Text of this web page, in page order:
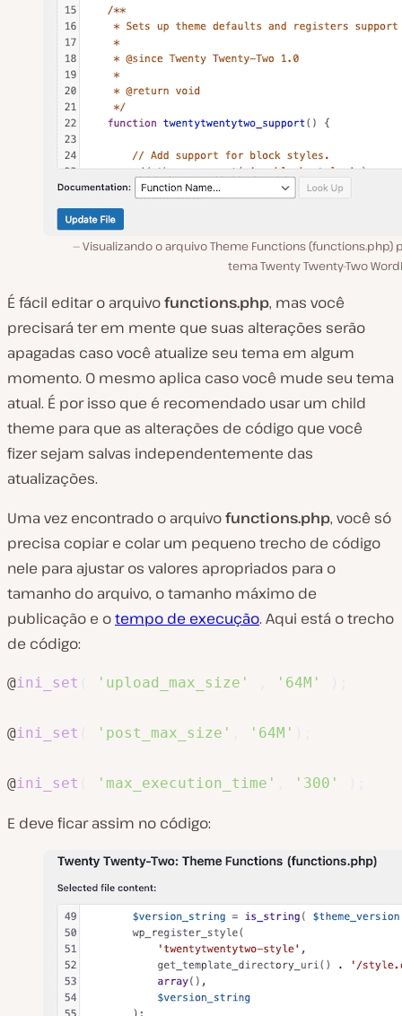
Visualizando o arquivo Theme Functions (functions.php)
tema Twenty Twenty-Two
É fácil editar o arquivofunctions.php, mas você
precisará ter em mente que suas alterações serão
apagadas caso você atualize seu tema em algum
momento. O mesmo aplica caso você mude seu tema
atual. É por isso que é recomendado usar um child
theme para que as alterações de código que você
fizer sejam salvas independentemente das
atualizações.
Uma vez encontrado o arquivofunctions.php, você só
precisa copiar e colar um pequeno trecho de código
nele para ajustar os valores apropriados para o
tamanho do arquivo, o tamanho máximo de
publicação e otempo de execução. Aqui está o trecho
de código:
@ini_set 'upload_max_size' '64M'
@ini_set 'post_max_size' '64M'
@ini_set 'max_execution_time' '300'
E deve ficar assim no código: